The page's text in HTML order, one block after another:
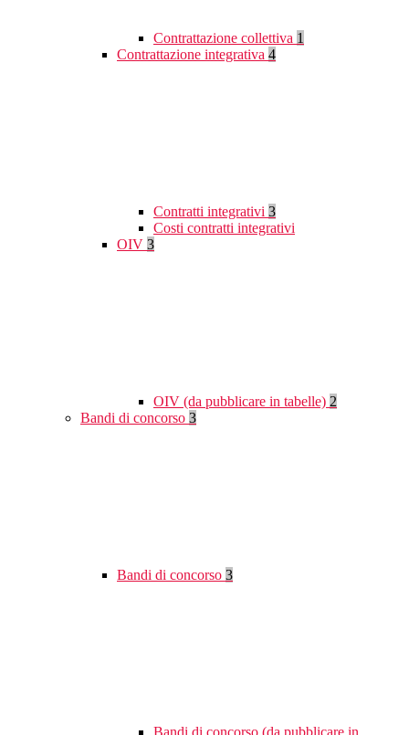
Contrattazione collettiva 1
Contrattazione integrativa 4
Contratti integrativi 3
Costi contratti integrativi
OIV 3
OIV (da pubblicare in tabelle) 2
Bandi di concorso 3
Bandi di concorso 3